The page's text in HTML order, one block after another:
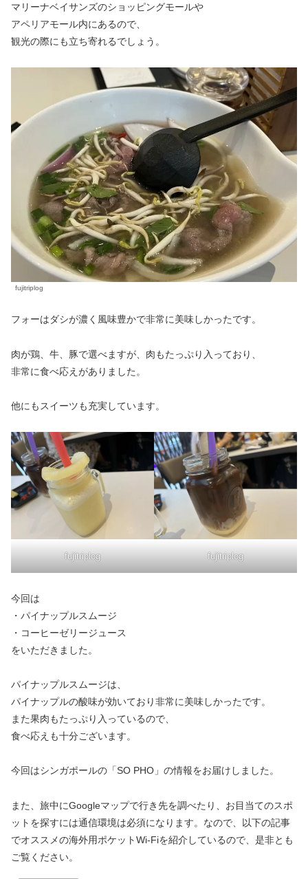
マリーナベイサンズのショッピングモールや
アペリアモール内にあるので、
観光の際にも立ち寄れるでしょう。
fujitriplog
フォーはダシが濃く風味豊かで非常に美味しかったです。
肉が鶏、牛、豚で選べますが、肉もたっぷり入っており、
非常に食べ応えがありました。
他にもスイーツも充実しています。
fujitriplog fujitriplog
今回は
・パイナップルスムージ
・コーヒーゼリージュース
をいただきました。
パイナップルスムージは、
パイナップルの酸味が効いており非常に美味しかったです。
また果肉もたっぷり入っているので、
食べ応えも十分ございます。
今回はシンガポールの「SO PHO」の情報をお届けしました。
また、旅中にGoogleマップで行き先を調べたり、お目当てのスポ
ットを探すには通信環境は必須になります。なので、以下の記事
でオススメの海外用ポケットWi-Fiを紹介しているので、是非とも
ご覧ください。